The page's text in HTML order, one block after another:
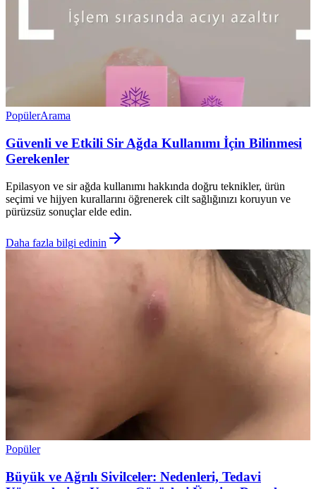
PopülerArama
Güvenli ve Etkili Sir Ağda Kullanımı İçin Bilinmesi
Gerekenler
Epilasyon ve sir ağda kullanımı hakkında doğru teknikler, ürün
seçimi ve hijyen kurallarını öğrenerek cilt sağlığınızı koruyun ve
pürüzsüz sonuçlar elde edin.
Daha fazla bilgi edinin
Popüler
Büyük ve Ağrılı Sivilceler: Nedenleri, Tedavi